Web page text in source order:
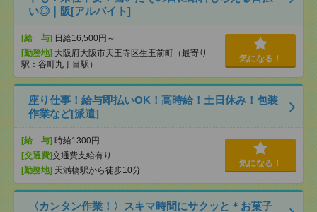
い◎｜阪[アルバイト]
[給 与] 日給16,500円～
[勤務地] 大阪府大阪市天王寺区生玉前町（最寄り
駅：谷町九丁目駅）
気になる！
座り仕事！給与即払いOK！高時給！土日休み！包装
作業など[派遣]
[給 与] 時給1300円
[交通費]交通費支給有り
[勤務地] 天満橋駅から徒歩10分
気になる！
〈カンタン作業！〉スキマ時間にサクッと＊お菓子